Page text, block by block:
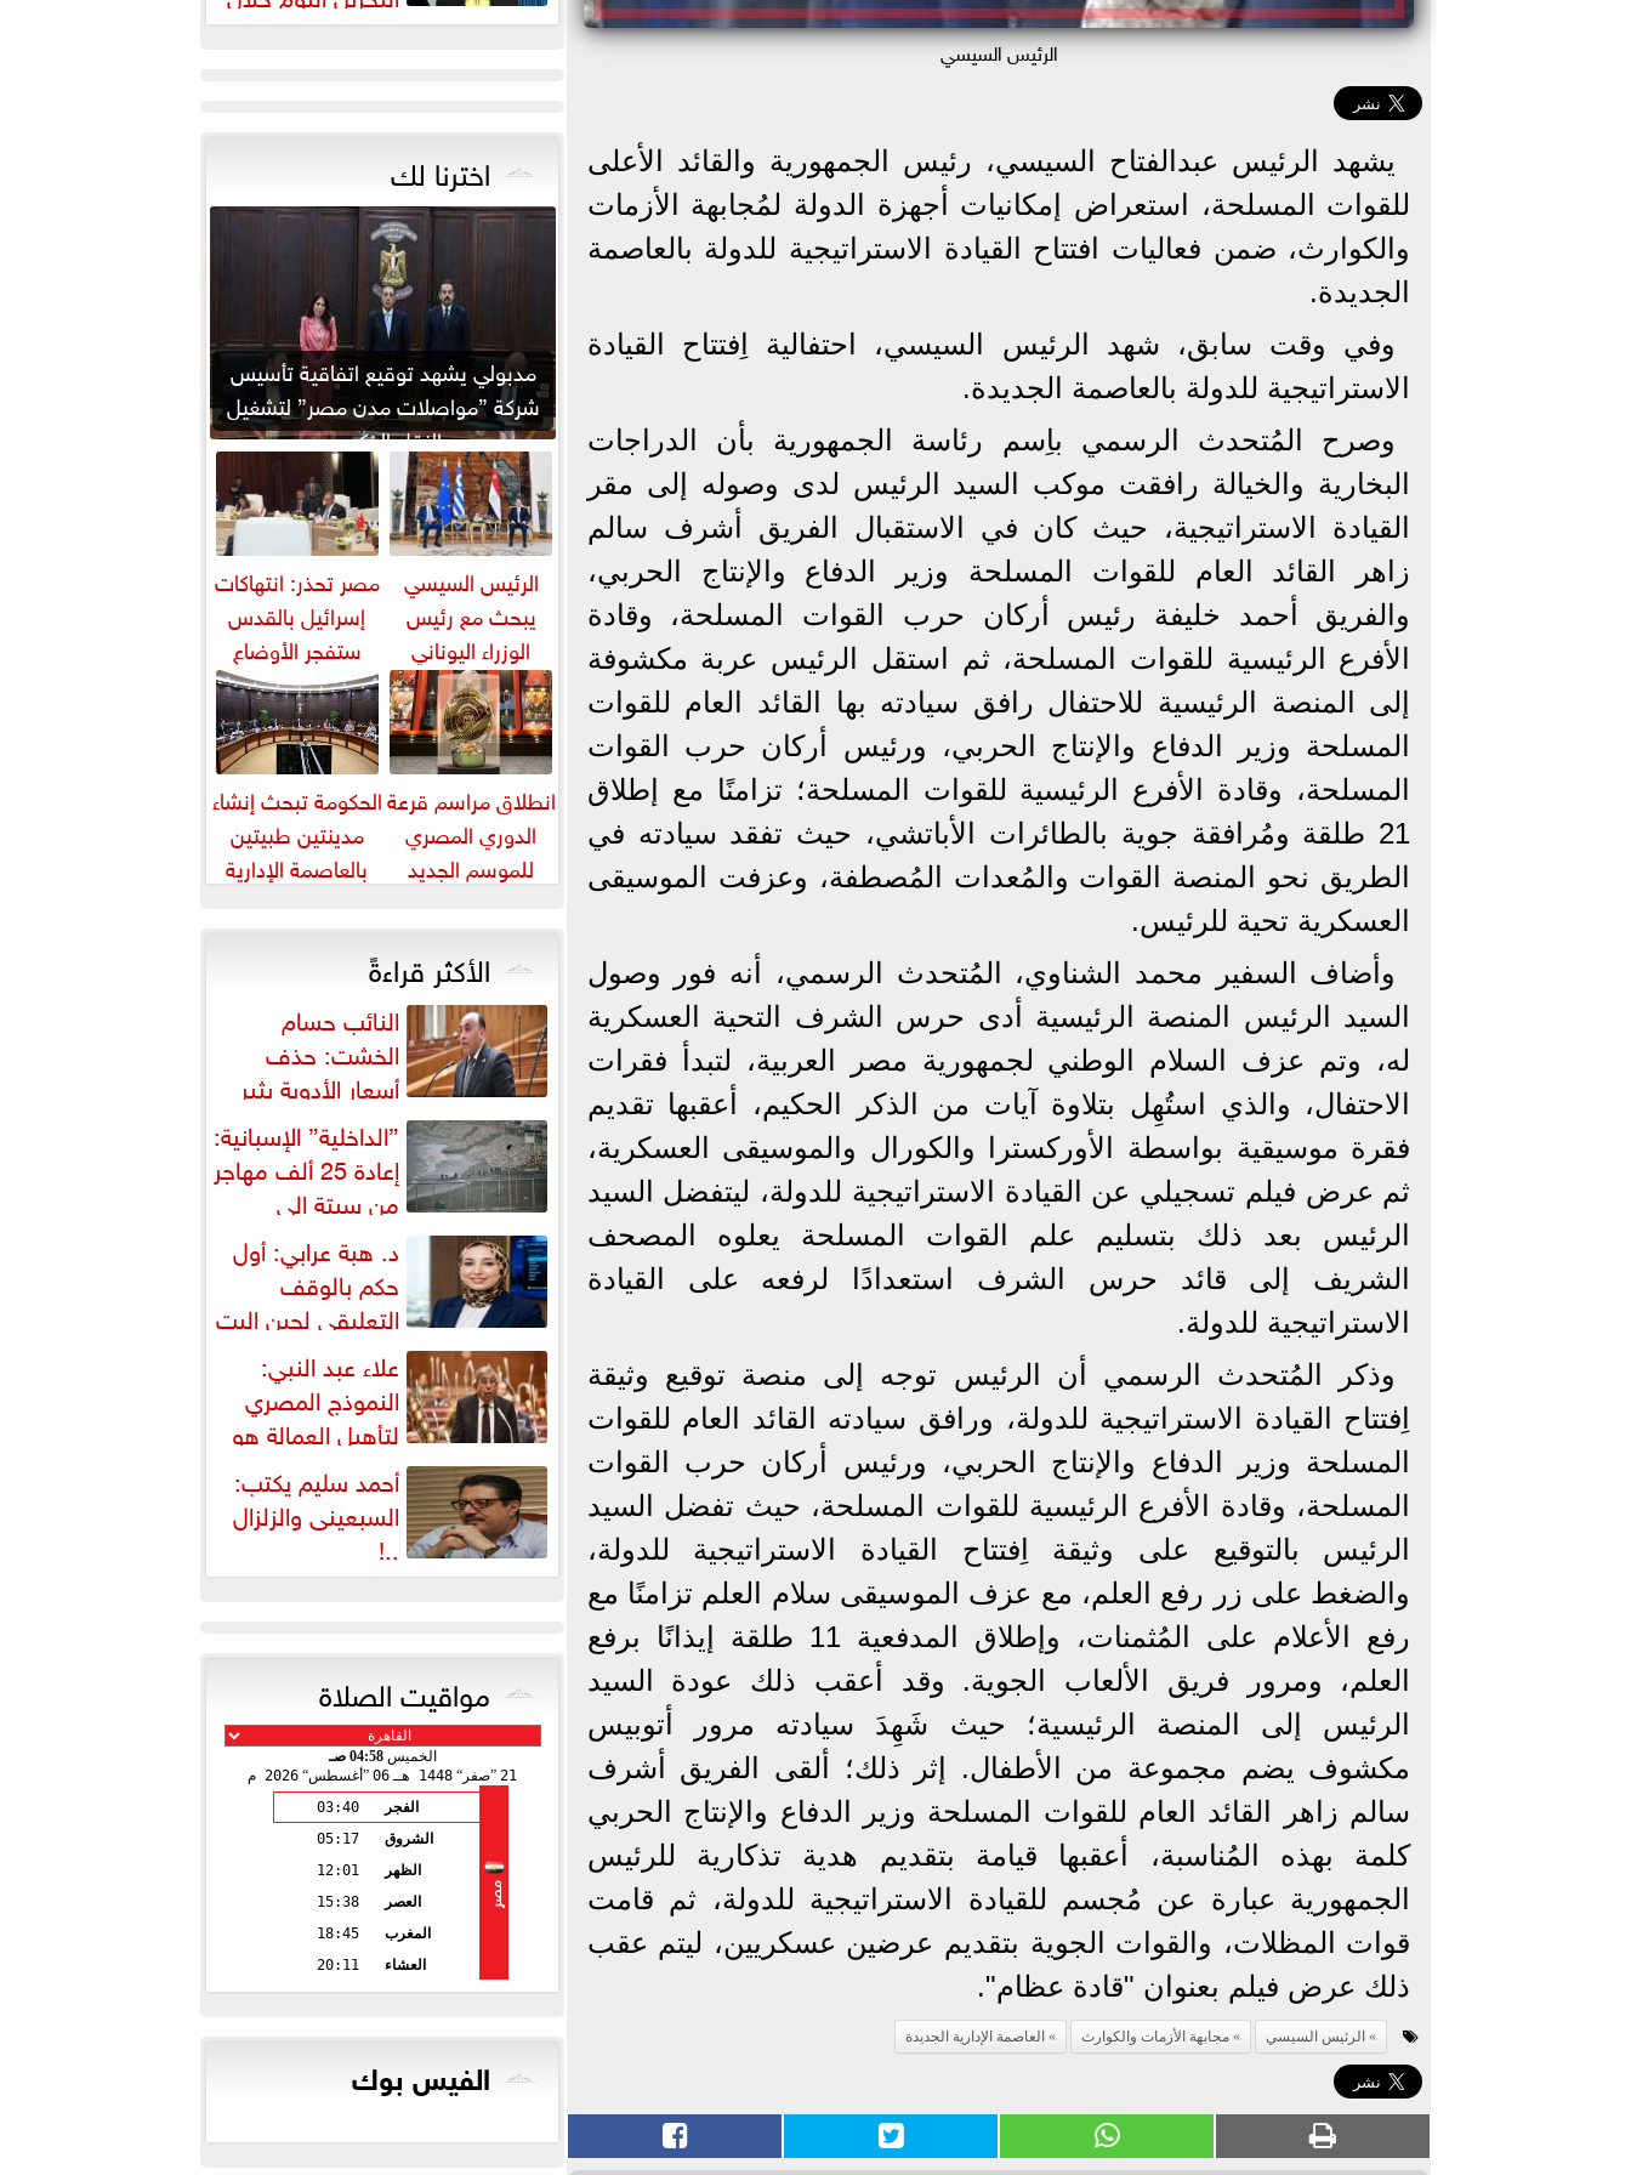
الرئيس السيسي
يشهد الرئيس عبدالفتاح السيسي، رئيس الجمهورية والقائد الأعلى
للقوات المسلحة، استعراض إمكانيات أجهزة الدولة لمُجابهة الأزمات
والكوارث، ضمن فعاليات افتتاح القيادة الاستراتيجية للدولة بالعاصمة
الجديدة.
وفي وقت سابق، شهد الرئيس السيسي، احتفالية اِفتتاح القيادة
الاستراتيجية للدولة بالعاصمة الجديدة.
وصرح المُتحدث الرسمي باِسم رئاسة الجمهورية بأن الدراجات
البخارية والخيالة رافقت موكب السيد الرئيس لدى وصوله إلى مقر
القيادة الاستراتيجية، حيث كان في الاستقبال الفريق أشرف سالم
زاهر القائد العام للقوات المسلحة وزير الدفاع والإنتاج الحربي،
والفريق أحمد خليفة رئيس أركان حرب القوات المسلحة، وقادة
الأفرع الرئيسية للقوات المسلحة، ثم استقل الرئيس عربة مكشوفة
إلى المنصة الرئيسية للاحتفال رافق سيادته بها القائد العام للقوات
المسلحة وزير الدفاع والإنتاج الحربي، ورئيس أركان حرب القوات
المسلحة، وقادة الأفرع الرئيسية للقوات المسلحة؛ تزامنًا مع إطلاق
21 طلقة ومُرافقة جوية بالطائرات الأباتشي، حيث تفقد سيادته في
الطريق نحو المنصة القوات والمُعدات المُصطفة، وعزفت الموسيقى
العسكرية تحية للرئيس.
وأضاف السفير محمد الشناوي، المُتحدث الرسمي، أنه فور وصول
السيد الرئيس المنصة الرئيسية أدى حرس الشرف التحية العسكرية
له، وتم عزف السلام الوطني لجمهورية مصر العربية، لتبدأ فقرات
الاحتفال، والذي استُهِل بتلاوة آيات من الذكر الحكيم، أعقبها تقديم
فقرة موسيقية بواسطة الأوركسترا والكورال والموسيقى العسكرية،
ثم عرض فيلم تسجيلي عن القيادة الاستراتيجية للدولة، ليتفضل السيد
الرئيس بعد ذلك بتسليم علم القوات المسلحة يعلوه المصحف
الشريف إلى قائد حرس الشرف استعدادًا لرفعه على القيادة
الاستراتيجية للدولة.
وذكر المُتحدث الرسمي أن الرئيس توجه إلى منصة توقيع وثيقة
اِفتتاح القيادة الاستراتيجية للدولة، ورافق سيادته القائد العام للقوات
المسلحة وزير الدفاع والإنتاج الحربي، ورئيس أركان حرب القوات
المسلحة، وقادة الأفرع الرئيسية للقوات المسلحة، حيث تفضل السيد
الرئيس بالتوقيع على وثيقة اِفتتاح القيادة الاستراتيجية للدولة،
والضغط على زر رفع العلم، مع عزف الموسيقى سلام العلم تزامنًا مع
رفع الأعلام على المُثمنات، وإطلاق المدفعية 11 طلقة إيذانًا برفع
العلم، ومرور فريق الألعاب الجوية. وقد أعقب ذلك عودة السيد
الرئيس إلى المنصة الرئيسية؛ حيث شَهِدَ سيادته مرور أتوبيس
مكشوف يضم مجموعة من الأطفال. إثر ذلك؛ ألقى الفريق أشرف
سالم زاهر القائد العام للقوات المسلحة وزير الدفاع والإنتاج الحربي
كلمة بهذه المُناسبة، أعقبها قيامة بتقديم هدية تذكارية للرئيس
الجمهورية عبارة عن مُجسم للقيادة الاستراتيجية للدولة، ثم قامت
قوات المظلات، والقوات الجوية بتقديم عرضين عسكريين، ليتم عقب
ذلك عرض فيلم بعنوان "قادة عظام".
الرئيس السيسي مجابهة الأزمات والكوارث العاصمة الإدارية الجديدة
زيارته لمصر
اخترنا لك
مدبولي يشهد توقيع اتفاقية تأسيس
شركة ”مواصلات مدن مصر” لتشغيل
النقل الذكي...
الرئيس السيسي
يبحث مع رئيس
الوزراء اليوناني
التعاون الثنائي في
مجال الطاقة...
مصر تحذر: انتهاكات
إسرائيل بالقدس
ستفجر الأوضاع
بالمنطقة
انطلاق مراسم قرعة
الدوري المصري
للموسم الجديد
الحكومة تبحث إنشاء
مدينتين طبيتين
بالعاصمة الإدارية
5 مليارات دورلا٨
الأكثر قراءةً
النائب حسام
الخشت: حذف
أسعار الأدوية يثير
إشكالية دستورية ويهدد حق
المواطن...
”الداخلية” الإسبانية:
إعادة 25 ألف مهاجر
من سبتة إلى
المغرب... وارتفاع حصيلة...
د. هبة عرابي: أول
حكم بالوقف
التعليقي لحين البت
في الطعن على... علاء عبد النبي:
النموذج المصري
لتأهيل العمالة هو
البديل العملي والأمثل لأزمات...
أحمد سليم يكتب:
السبعينى والزلزال
..!
مواقيت الصلاة
الخميس04:58 صـ
21 صفر 1448 هـ 06 أغسطس 2026 م
مصر
الفجر
03:40
الشروق
05:17
الظهر
12:01
العصر
15:38
المغرب
18:45
العشاء
20:11
الفيس بوك